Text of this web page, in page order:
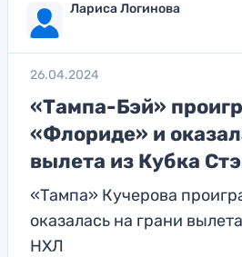
Лариса Логинова
26.04.2024
«Тампа-Бэй»
«Флориде» и
вылета из Кубка
«Тампа» Кучерова
оказалась на грани
НХЛ